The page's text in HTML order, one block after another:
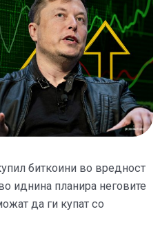
биткоини во вредност
иднина планира неговите
да ги купат со